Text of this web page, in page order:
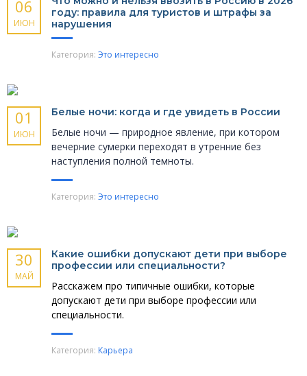
06
ИЮН
году: правила для туристов и штрафы за
нарушения
Категория: Это интересно
01
ИЮН
Белые ночи: когда и где увидеть в России
Белые ночи — природное явление, при котором
вечерние сумерки переходят в утренние без
наступления полной темноты.
Категория: Это интересно
30
МАЙ
Какие ошибки допускают дети при выборе
профессии или специальности?
Расскажем про типичные ошибки, которые
допускают дети при выборе профессии или
специальности.
Категория: Карьера